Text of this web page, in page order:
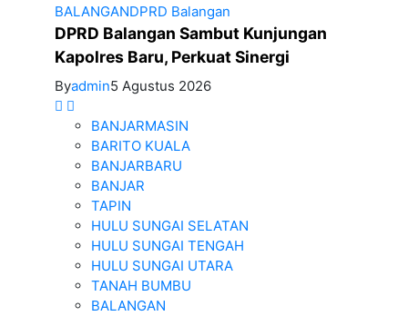
BALANGANDPRD Balangan
DPRD Balangan Sambut Kunjungan
Kapolres Baru, Perkuat Sinergi
Byadmin5 Agustus 2026
BANJARMASIN
BARITO KUALA
BANJARBARU
BANJAR
TAPIN
HULU SUNGAI SELATAN
HULU SUNGAI TENGAH
HULU SUNGAI UTARA
TANAH BUMBU
BALANGAN